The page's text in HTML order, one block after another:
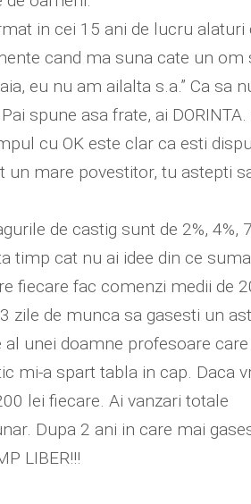
in cei 15 ani de lucru alaturi
cand ma suna cate un om
eu nu am ailalta s.a.” Ca sa
spune asa frate, ai
cu OK este clar ca esti
un mare povestitor, tu astepti
de castig sunt de 2%, 4%,
timp cat nu ai idee din ce
fiecare fac comenzi medii de
zile de munca sa gasesti un
unei doamne profesoare care
mi-a spart tabla in cap. Daca
lei fiecare. Ai vanzari totale
Dupa 2 ani in care mai
LIBER!!!